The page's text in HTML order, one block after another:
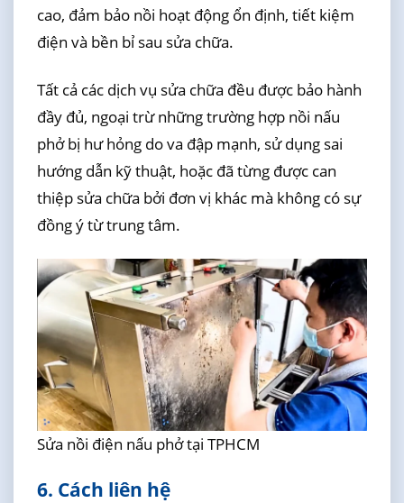
cao, đảm bảo nồi hoạt động ổn định, tiết kiệm
điện và bền bỉ sau sửa chữa.
Tất cả các dịch vụ sửa chữa đều được bảo hành
đầy đủ, ngoại trừ những trường hợp nồi nấu
phở bị hư hỏng do va đập mạnh, sử dụng sai
hướng dẫn kỹ thuật, hoặc đã từng được can
thiệp sửa chữa bởi đơn vị khác mà không có sự
đồng ý từ trung tâm.
Sửa nồi điện nấu phở tại TPHCM
6. Cách liên hệ